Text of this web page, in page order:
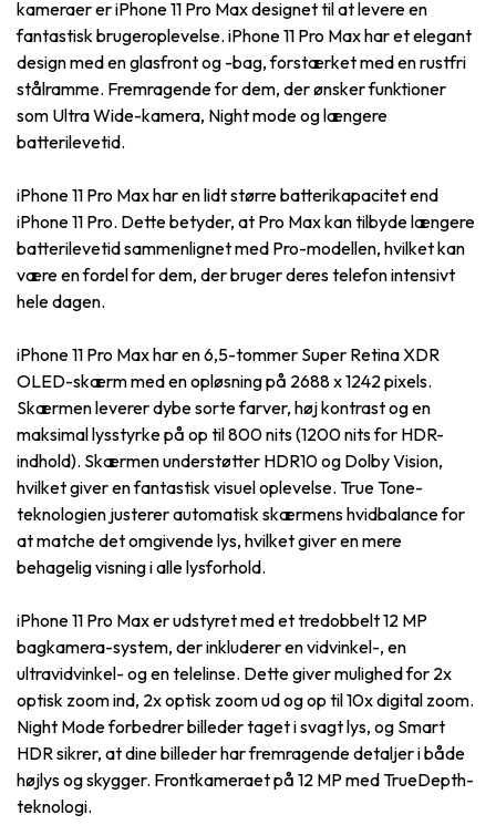
kameraer er iPhone 11 Pro Max designet til at levere en
fantastisk brugeroplevelse. iPhone 11 Pro Max har et elegant
design med en glasfront og -bag, forstærket med en rustfri
stålramme. Fremragende for dem, der ønsker funktioner
som Ultra Wide-kamera, Night mode og længere
batterilevetid.
iPhone 11 Pro Max har en lidt større batterikapacitet end
iPhone 11 Pro. Dette betyder, at Pro Max kan tilbyde længere
batterilevetid sammenlignet med Pro-modellen, hvilket kan
være en fordel for dem, der bruger deres telefon intensivt
hele dagen.
iPhone 11 Pro Max har en 6,5-tommer Super Retina XDR
OLED-skærm med en opløsning på 2688 x 1242 pixels.
Skærmen leverer dybe sorte farver, høj kontrast og en
maksimal lysstyrke på op til 800 nits (1200 nits for HDR-
indhold). Skærmen understøtter HDR10 og Dolby Vision,
hvilket giver en fantastisk visuel oplevelse. True Tone-
teknologien justerer automatisk skærmens hvidbalance for
at matche det omgivende lys, hvilket giver en mere
behagelig visning i alle lysforhold.
iPhone 11 Pro Max er udstyret med et tredobbelt 12 MP
bagkamera-system, der inkluderer en vidvinkel-, en
ultravidvinkel- og en telelinse. Dette giver mulighed for 2x
optisk zoom ind, 2x optisk zoom ud og op til 10x digital zoom.
Night Mode forbedrer billeder taget i svagt lys, og Smart
HDR sikrer, at dine billeder har fremragende detaljer i både
højlys og skygger. Frontkameraet på 12 MP med TrueDepth-
teknologi.